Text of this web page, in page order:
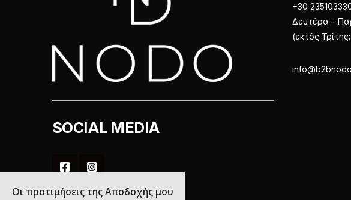
SOCIAL MEDIA
+30
Δευτέρα –
(εκτός
Οι προτιμήσεις της Αποδοχής μου